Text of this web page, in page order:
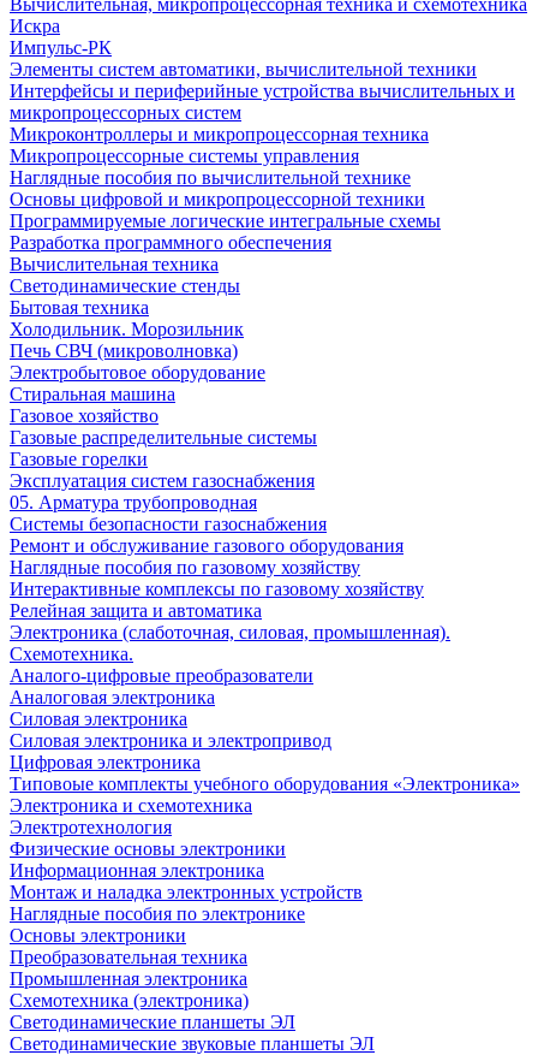
Вычислительная, микропроцессорная техника и схемотехника
Искра
Импульс-РК
Элементы систем автоматики, вычислительной техники
Интерфейсы и периферийные устройства вычислительных и
микропроцессорных систем
Микроконтроллеры и микропроцессорная техника
Микропроцессорные системы управления
Наглядные пособия по вычислительной технике
Основы цифровой и микропроцессорной техники
Программируемые логические интегральные схемы
Разработка программного обеспечения
Вычислительная техника
Светодинамические стенды
Бытовая техника
Холодильник. Морозильник
Печь СВЧ (микроволновка)
Электробытовое оборудование
Стиральная машина
Газовое хозяйство
Газовые распределительные системы
Газовые горелки
Эксплуатация систем газоснабжения
05. Арматура трубопроводная
Системы безопасности газоснабжения
Ремонт и обслуживание газового оборудования
Наглядные пособия по газовому хозяйству
Интерактивные комплексы по газовому хозяйству
Релейная защита и автоматика
Электроника (слаботочная, силовая, промышленная).
Схемотехника.
Аналого-цифровые преобразователи
Аналоговая электроника
Cиловая электроника
Cиловая электроника и электропривод
Цифровая электроника
Типовоые комплекты учебного оборудования «Электроника»
Электроника и схемотехника
Электротехнология
Физические основы электроники
Информационная электроника
Монтаж и наладка электронных устройств
Наглядные пособия по электронике
Основы электроники
Преобразовательная техника
Промышленная электроника
Схемотехника (электроника)
Светодинамические планшеты ЭЛ
Светодинамические звуковые планшеты ЭЛ